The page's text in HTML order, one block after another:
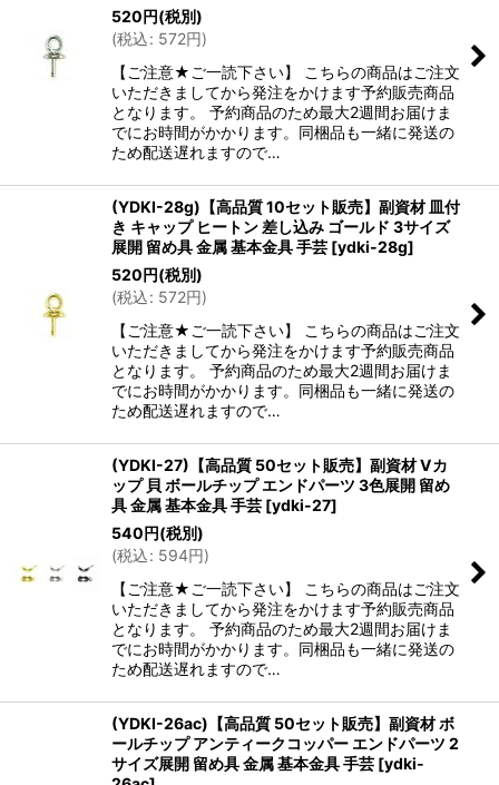
520円(税別)
(税込: 572円)
【ご注意★ご一読下さい】 こちらの商品はご注文
いただきましてから発注をかけます予約販売商品
となります。 予約商品のため最大2週間お届けま
でにお時間がかかります。同梱品も一緒に発送の
ため配送遅れますので…
(YDKI-28g)【高品質 10セット販売】副資材 皿付
き キャップ ヒートン 差し込み ゴールド 3サイズ
展開 留め具 金属 基本金具 手芸 [ydki-28g]
520円(税別)
(税込: 572円)
【ご注意★ご一読下さい】 こちらの商品はご注文
いただきましてから発注をかけます予約販売商品
となります。 予約商品のため最大2週間お届けま
でにお時間がかかります。同梱品も一緒に発送の
ため配送遅れますので…
(YDKI-27)【高品質 50セット販売】副資材 Vカ
ップ 貝 ボールチップ エンドパーツ 3色展開 留め
具 金属 基本金具 手芸 [ydki-27]
540円(税別)
(税込: 594円)
【ご注意★ご一読下さい】 こちらの商品はご注文
いただきましてから発注をかけます予約販売商品
となります。 予約商品のため最大2週間お届けま
でにお時間がかかります。同梱品も一緒に発送の
ため配送遅れますので…
(YDKI-26ac)【高品質 50セット販売】副資材 ボ
ールチップ アンティークコッパー エンドパーツ 2
サイズ展開 留め具 金属 基本金具 手芸 [ydki-